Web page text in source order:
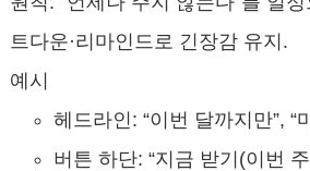
트다운·리마인드로 긴장감 유지.
예시
헤드라인: “이번 달까지만”, “
버튼 하단: “지금 받기(이번